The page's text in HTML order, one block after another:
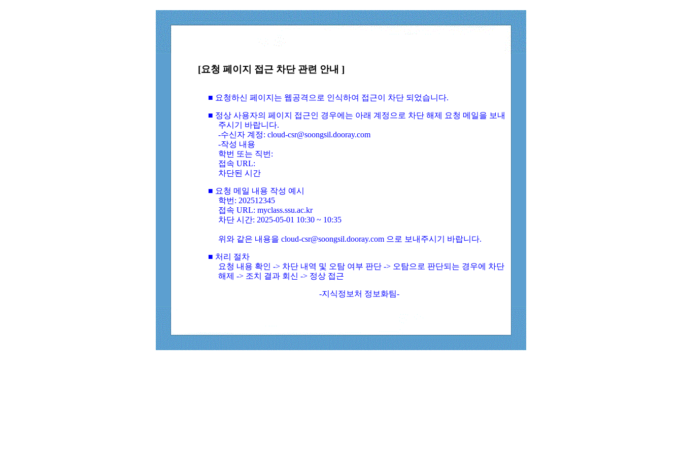
[요청 페이지 접근 차단 관련 안내 ]
■ 요청하신 페이지는 웹공격으로 인식하여 접근이 차단 되었습니다.
■ 정상 사용자의 페이지 접근인 경우에는 아래 계정으로 차단 해제 요청 메일을 보내
주시기 바랍니다.
-수신자 계정: cloud-csr@soongsil.dooray.com
-작성 내용
학번 또는 직번:
접속 URL:
차단된 시간
■ 요청 메일 내용 작성 예시
학번: 202512345
접속 URL: myclass.ssu.ac.kr
차단 시간: 2025-05-01 10:30 ~ 10:35
위와 같은 내용을 cloud-csr@soongsil.dooray.com 으로 보내주시기 바랍니다.
■ 처리 절차
요청 내용 확인 -> 차단 내역 및 오탐 여부 판단 -> 오탐으로 판단되는 경우에 차단
해제 -> 조치 결과 회신 -> 정상 접근
-지식정보처 정보화팀-